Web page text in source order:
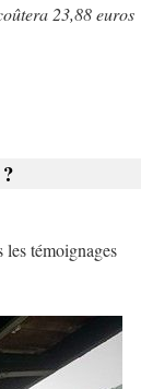
23,88 euros
les témoignages